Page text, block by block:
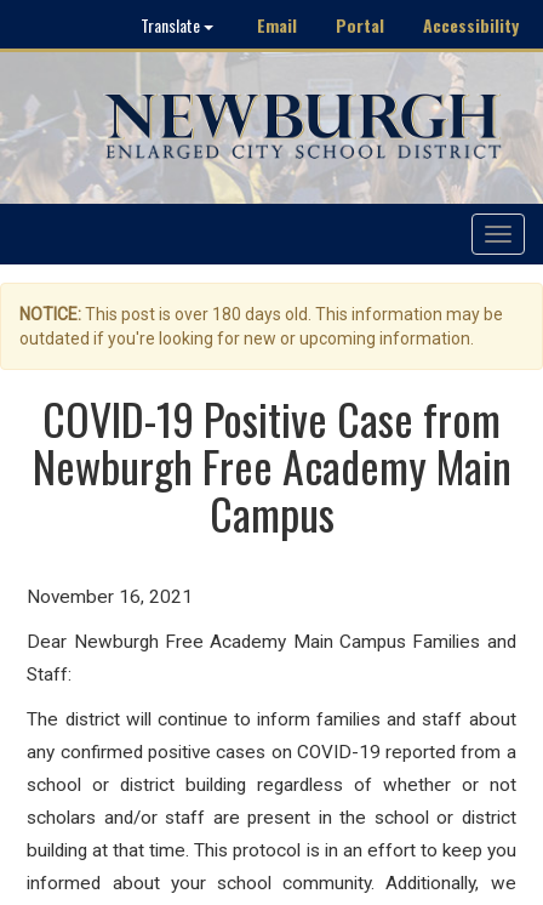
Translate Email Portal Accessibility
Toggle
NOTICE:This post is over 180 days old. This information may be
outdated if you're looking for new or upcoming information.
COVID-19 Positive Case from
Newburgh Free Academy Main
Campus
November 16, 2021
Dear Newburgh Free Academy Main Campus Families and
Staff:
The district will continue to inform families and staff about
any confirmed positive cases on COVID-19 reported from a
school or district building regardless of whether or not
scholars and/or staff are present in the school or district
building at that time. This protocol is in an effort to keep you
informed about your school community. Additionally, we